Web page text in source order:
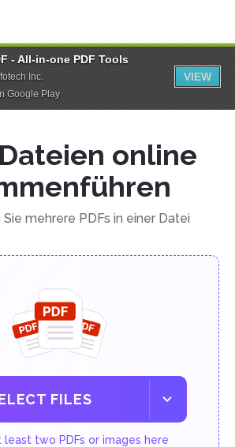
- All-in-one PDF Tools
Inc.
Google Play
VIEW
online
mehrere PDFs in einer Datei
FILES
two PDFs or images here